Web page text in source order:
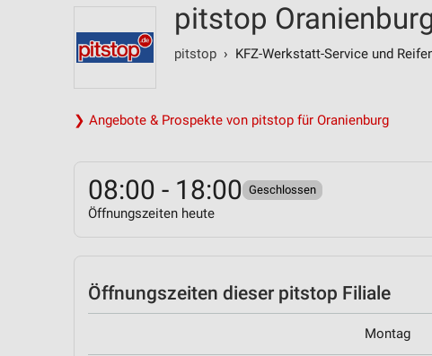
pitstop
pitstop › KFZ-Werkstatt-Service und
❯ Angebote & Prospekte von pitstop für Oranienburg
08:00 - 18:00 Geschlossen
Öffnungszeiten heute
Öffnungszeiten dieser pitstop Filiale
Montag